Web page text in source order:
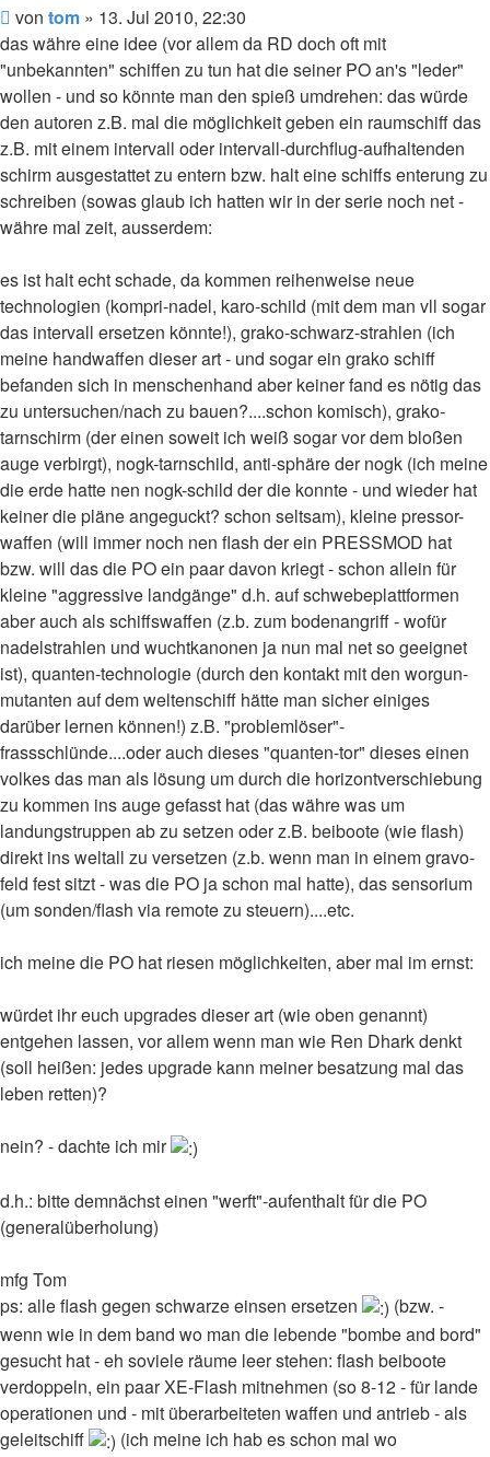
Beitrag
von tom » 13. Jul 2010, 22:30
das währe eine idee (vor allem da RD doch oft mit
"unbekannten" schiffen zu tun hat die seiner PO an's "leder"
wollen - und so könnte man den spieß umdrehen: das würde
den autoren z.B. mal die möglichkeit geben ein raumschiff das
z.B. mit einem intervall oder intervall-durchflug-aufhaltenden
schirm ausgestattet zu entern bzw. halt eine schiffs enterung zu
schreiben (sowas glaub ich hatten wir in der serie noch net -
währe mal zeit, ausserdem:
es ist halt echt schade, da kommen reihenweise neue
technologien (kompri-nadel, karo-schild (mit dem man vll sogar
das intervall ersetzen könnte!), grako-schwarz-strahlen (ich
meine handwaffen dieser art - und sogar ein grako schiff
befanden sich in menschenhand aber keiner fand es nötig das
zu untersuchen/nach zu bauen?....schon komisch), grako-
tarnschirm (der einen soweit ich weiß sogar vor dem bloßen
auge verbirgt), nogk-tarnschild, anti-sphäre der nogk (ich meine
die erde hatte nen nogk-schild der die konnte - und wieder hat
keiner die pläne angeguckt? schon seltsam), kleine pressor-
waffen (will immer noch nen flash der ein PRESSMOD hat
bzw. will das die PO ein paar davon kriegt - schon allein für
kleine "aggressive landgänge" d.h. auf schwebeplattformen
aber auch als schiffswaffen (z.b. zum bodenangriff - wofür
nadelstrahlen und wuchtkanonen ja nun mal net so geeignet
ist), quanten-technologie (durch den kontakt mit den worgun-
mutanten auf dem weltenschiff hätte man sicher einiges
darüber lernen können!) z.B. "problemlöser"-
frassschlünde....oder auch dieses "quanten-tor" dieses einen
volkes das man als lösung um durch die horizontverschiebung
zu kommen ins auge gefasst hat (das währe was um
landungstruppen ab zu setzen oder z.B. beiboote (wie flash)
direkt ins weltall zu versetzen (z.b. wenn man in einem gravo-
feld fest sitzt - was die PO ja schon mal hatte), das sensorium
(um sonden/flash via remote zu steuern)....etc.
ich meine die PO hat riesen möglichkeiten, aber mal im ernst:
würdet ihr euch upgrades dieser art (wie oben genannt)
entgehen lassen, vor allem wenn man wie Ren Dhark denkt
(soll heißen: jedes upgrade kann meiner besatzung mal das
leben retten)?
nein? - dachte ich mir
d.h.: bitte demnächst einen "werft"-aufenthalt für die PO
(generalüberholung)
mfg Tom
ps: alle flash gegen schwarze einsen ersetzen
(bzw. -
wenn wie in dem band wo man die lebende "bombe and bord"
gesucht hat - eh soviele räume leer stehen: flash beiboote
verdoppeln, ein paar XE-Flash mitnehmen (so 8-12 - für lande
operationen und - mit überarbeiteten waffen und antrieb - als
geleitschiff
(ich meine ich hab es schon mal wo